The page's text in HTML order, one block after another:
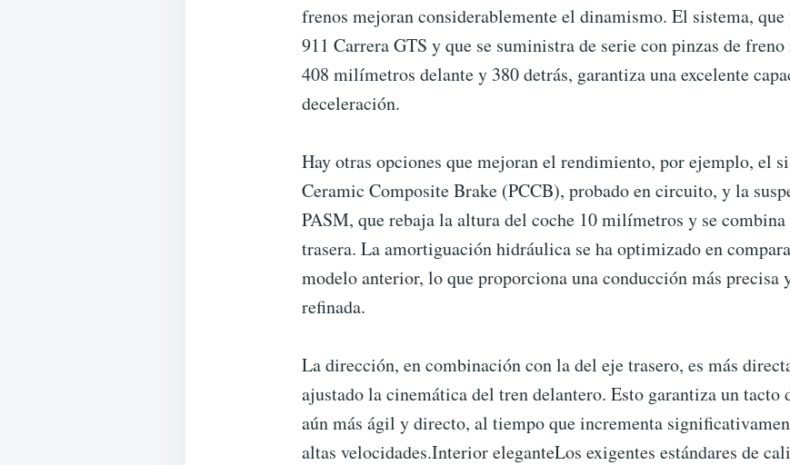
frenos mejoran considerablemente el dinamismo. El sistema,
911 Carrera GTS y que se suministra de serie con pinzas de
408 milímetros delante y 380 detrás, garantiza una excelente
deceleración.
Hay otras opciones que mejoran el rendimiento, por ejemplo, el
Ceramic Composite Brake (PCCB), probado en circuito, y la
PASM, que rebaja la altura del coche 10 milímetros y se
trasera. La amortiguación hidráulica se ha optimizado en
modelo anterior, lo que proporciona una conducción más precisa
refinada.
La dirección, en combinación con la del eje trasero, es más
ajustado la cinemática del tren delantero. Esto garantiza un tacto
aún más ágil y directo, al tiempo que incrementa
altas velocidades.Interior eleganteLos exigentes estándares de